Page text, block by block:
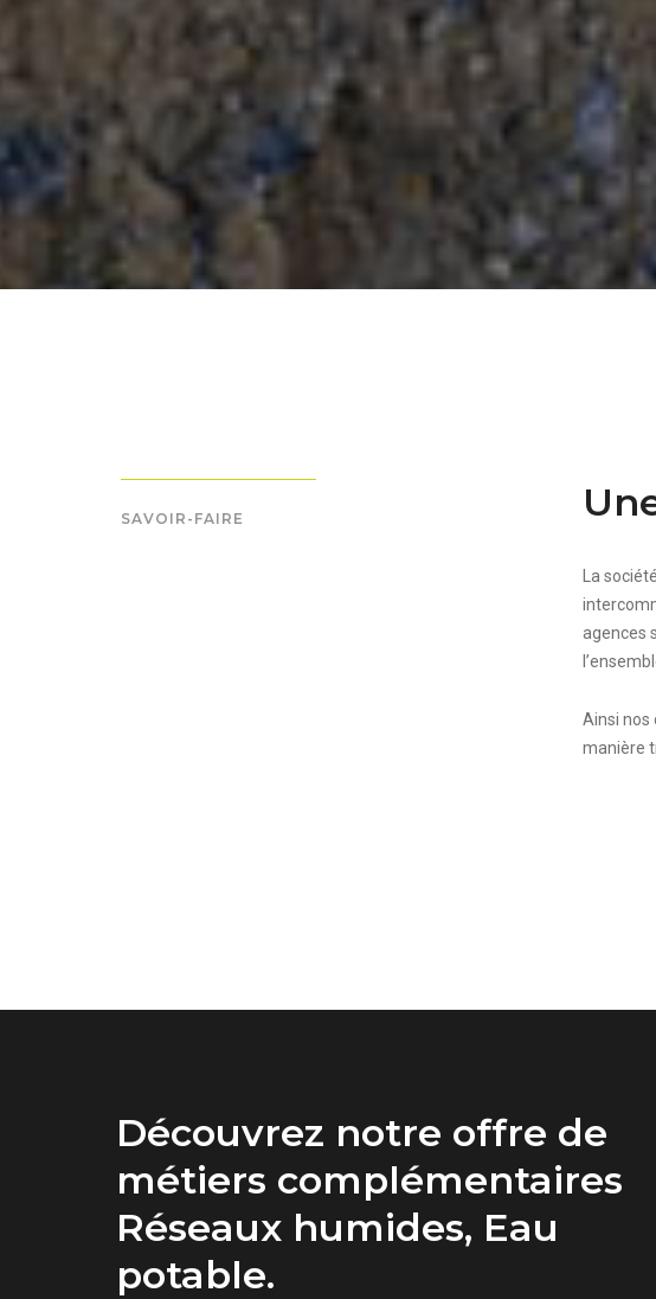
SAVOIR-FAIRE
La
agences
Ainsi nos
manière
Découvrez notre offre de
métiers complémentaires
Réseaux humides, Eau
potable.